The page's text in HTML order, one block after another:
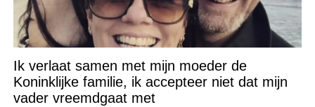
Ik verlaat samen met mijn moeder de
Koninklijke familie, ik accepteer niet dat mijn
vader vreemdgaat met